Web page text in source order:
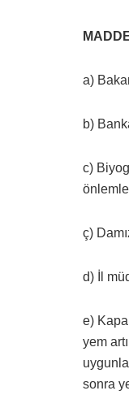
a)
b)
c)
ç)
d) İl
e)
yem
sonra